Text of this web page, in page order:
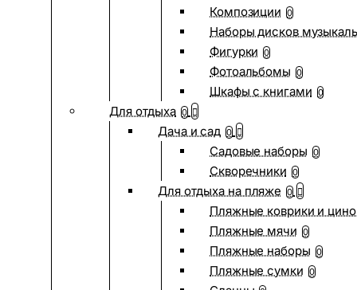
Композиции 0
Наборы дисков
Фигурки 0
Фотоальбомы 0
Шкафы с книгами 0
Для отдыха 0
Дача и сад 0
Садовые наборы 0
Скворечники 0
Для отдыха на пляже 0
Пляжные коврики и
Пляжные мячи 0
Пляжные наборы 0
Пляжные сумки 0